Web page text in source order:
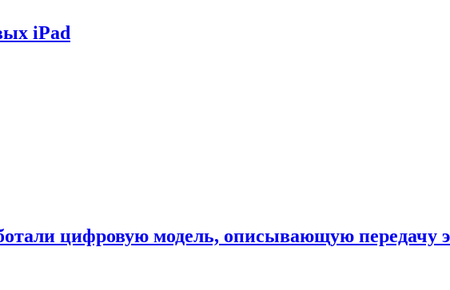
iPad
цифровую модель, описывающую передачу